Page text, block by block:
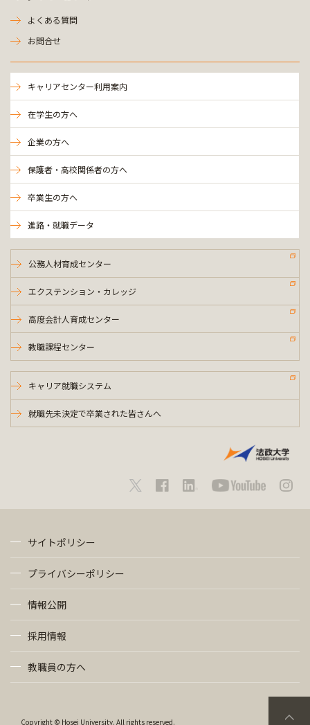
よくある質問
お問合せ
キャリアセンター利用案内
在学生の方へ
企業の方へ
保護者・高校関係者の方へ
卒業生の方へ
進路・就職データ
公務人材育成センター
エクステンション・カレッジ
高度会計人育成センター
教職課程センター
キャリア就職システム
就職先未決定で卒業された皆さんへ
サイトポリシー
プライバシーポリシー
情報公開
採用情報
教職員の方へ
Copyright © Hosei University. All rights reserved.